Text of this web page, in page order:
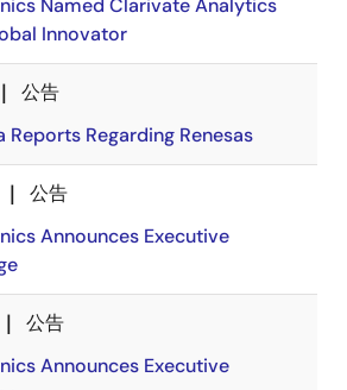
Named Clarivate Analytics
Innovator
公告
Regarding Renesas
公告
Announces Executive
公告
Announces Executive